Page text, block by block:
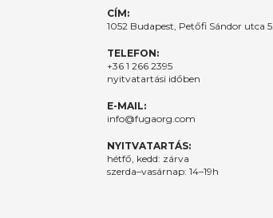
CÍM:
1052 Budapest, Petőfi Sándor utca 5.
TELEFON:
+36 1 266 2395
nyitvatartási időben
E-MAIL:
info@fugaorg.com
NYITVATARTÁS:
hétfő, kedd: zárva
szerda–vasárnap: 14–19h